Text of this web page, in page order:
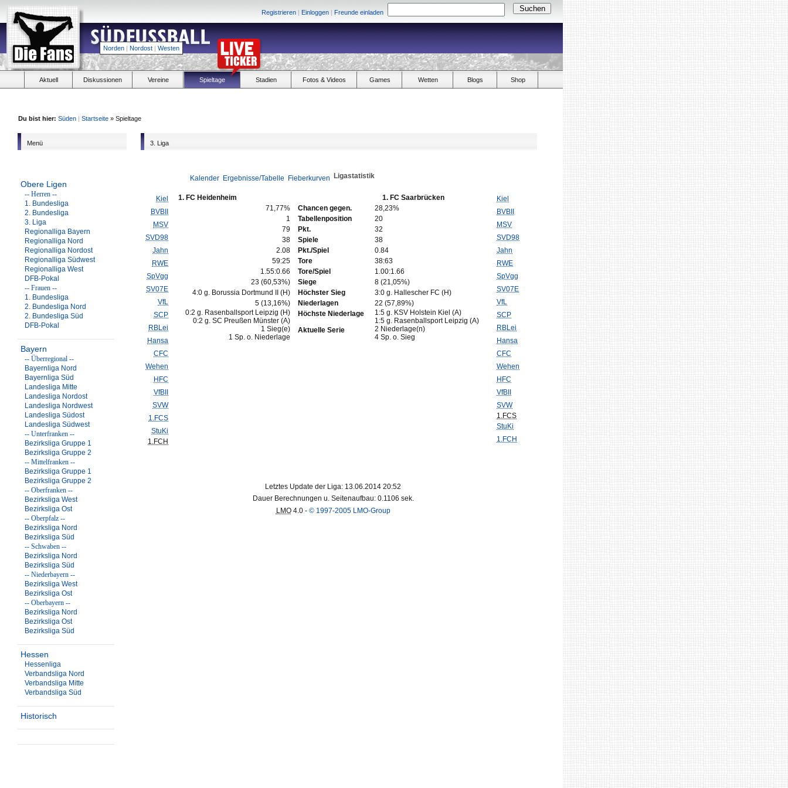
Registrieren | Einloggen | Freunde einladen
Norden | Nordost | Westen
Aktuell Diskussionen Vereine Spieltage Stadien Fotos & Videos Games Wetten Blogs Shop
Du bist hier: Süden | Startseite » Spieltage
Menü
Obere Ligen
-- Herren --
1. Bundesliga
2. Bundesliga
3. Liga
Regionalliga Bayern
Regionalliga Nord
Regionalliga Nordost
Regionalliga Südwest
Regionalliga West
DFB-Pokal
-- Frauen --
1. Bundesliga
2. Bundesliga Nord
2. Bundesliga Süd
DFB-Pokal
Bayern
-- Überregional --
Bayernliga Nord
Bayernliga Süd
Landesliga Mitte
Landesliga Nordost
Landesliga Nordwest
Landesliga Südost
Landesliga Südwest
-- Unterfranken --
Bezirksliga Gruppe 1
Bezirksliga Gruppe 2
-- Mittelfranken --
Bezirksliga Gruppe 1
Bezirksliga Gruppe 2
-- Oberfranken --
Bezirksliga West
Bezirksliga Ost
-- Oberpfalz --
Bezirksliga Nord
Bezirksliga Süd
-- Schwaben --
Bezirksliga Nord
Bezirksliga Süd
-- Niederbayern --
Bezirksliga West
Bezirksliga Ost
-- Oberbayern --
Bezirksliga Nord
Bezirksliga Ost
Bezirksliga Süd
Hessen
Hessenliga
Verbandsliga Nord
Verbandsliga Mitte
Verbandsliga Süd
Historisch
3. Liga
Kalender Ergebnisse/Tabelle Fieberkurven Ligastatistik
Kiel
BVBII
MSV
SVD98
Jahn
RWE
SpVgg
SV07E
VfL
SCP
RBLei
Hansa
CFC
Wehen
HFC
VfBII
SVW
1.FCS
StuKi
1.FCH
1. FC Heidenheim
1. FC Saarbrücken
71,77%
Chancen gegen.
28,23%
1
Tabellenposition
20
79
Pkt.
32
38
Spiele
38
2.08
Pkt./Spiel
0.84
59:25
Tore
38:63
1.55:0.66
Tore/Spiel
1.00:1.66
23 (60,53%)
Siege
8 (21,05%)
4:0 g. Borussia Dortmund II (H)
Höchster Sieg
3:0 g. Hallescher FC (H)
5 (13,16%)
Niederlagen
22 (57,89%)
0:2 g. Rasenballsport Leipzig (H)
0:2 g. SC Preußen Münster (A)
Höchste Niederlage
1:5 g. KSV Holstein Kiel (A)
1:5 g. Rasenballsport Leipzig (A)
1 Sieg(e)
1 Sp. o. Niederlage
Aktuelle Serie
2 Niederlage(n)
4 Sp. o. Sieg
Kiel
BVBII
MSV
SVD98
Jahn
RWE
SpVgg
SV07E
VfL
SCP
RBLei
Hansa
CFC
Wehen
HFC
VfBII
SVW
1.FCS
StuKi
1.FCH
Letztes Update der Liga: 13.06.2014 20:52
Dauer Berechnungen u. Seitenaufbau: 0.1106 sek.
LMO4.0 - © 1997-2005 LMO-Group